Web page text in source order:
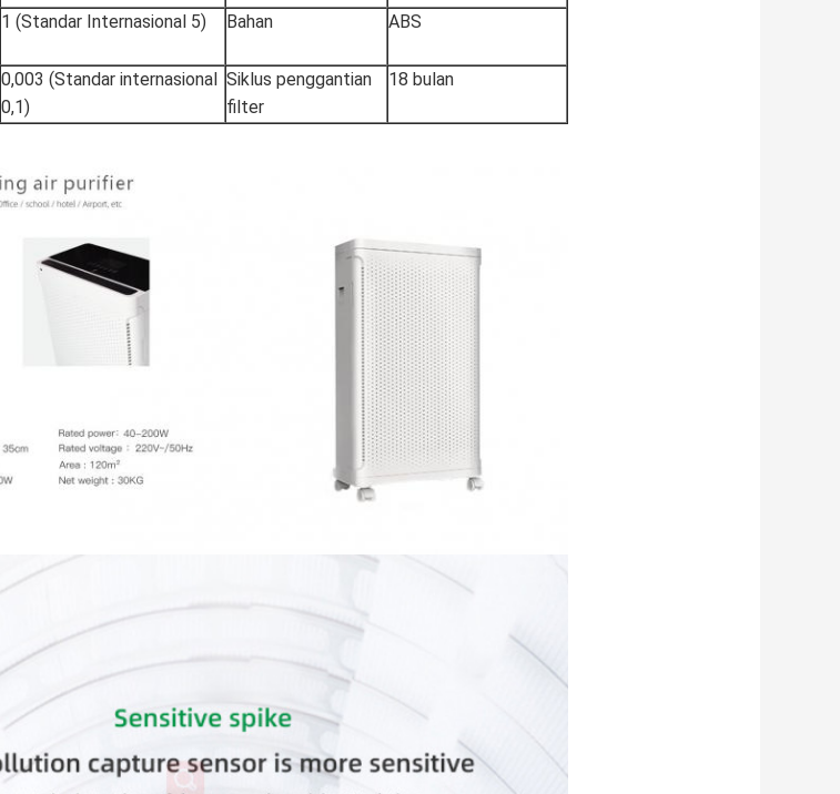
1 (Standar Internasional 5) Bahan ABS
0,003 (Standar internasional
0,1)
Siklus penggantian
filter
18 bulan